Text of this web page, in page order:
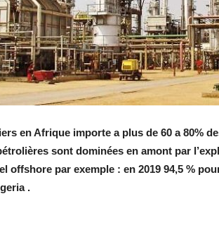
en Afrique importe a plus de 60 a 80%
sont dominées en amont par
offshore par exemple : en 2019 94,5 %
.